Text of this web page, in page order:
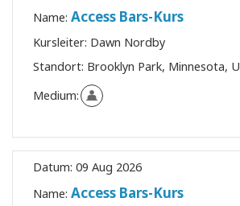
Name: Access Bars-Kurs
Kursleiter: Dawn Nordby
Standort: Brooklyn Park, Minnesota,
Medium:
Datum: 09 Aug 2026
Name: Access Bars-Kurs